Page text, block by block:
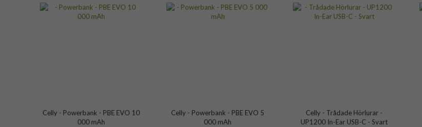
Celly - Powerbank - PBE EVO 10
000 mAh
Celly - Powerbank - PBE EVO 5
000 mAh
Celly - Trådade Hörlurar -
UP1200 In-Ear USB-C - Svart